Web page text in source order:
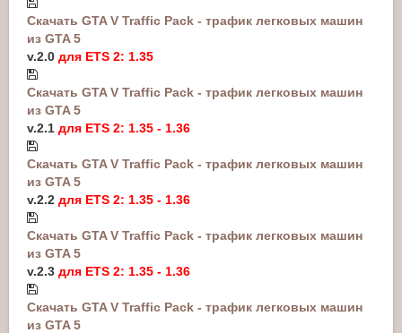
Скачать GTA V Traffic Pack - трафик легковых машин
из GTA 5
v.2.0 для ETS 2: 1.35
Скачать GTA V Traffic Pack - трафик легковых машин
из GTA 5
v.2.1 для ETS 2: 1.35 - 1.36
Скачать GTA V Traffic Pack - трафик легковых машин
из GTA 5
v.2.2 для ETS 2: 1.35 - 1.36
Скачать GTA V Traffic Pack - трафик легковых машин
из GTA 5
v.2.3 для ETS 2: 1.35 - 1.36
Скачать GTA V Traffic Pack - трафик легковых машин
из GTA 5